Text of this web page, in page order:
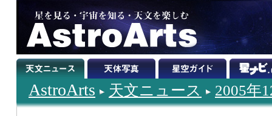
AstroArts 天文ニュース 2005年